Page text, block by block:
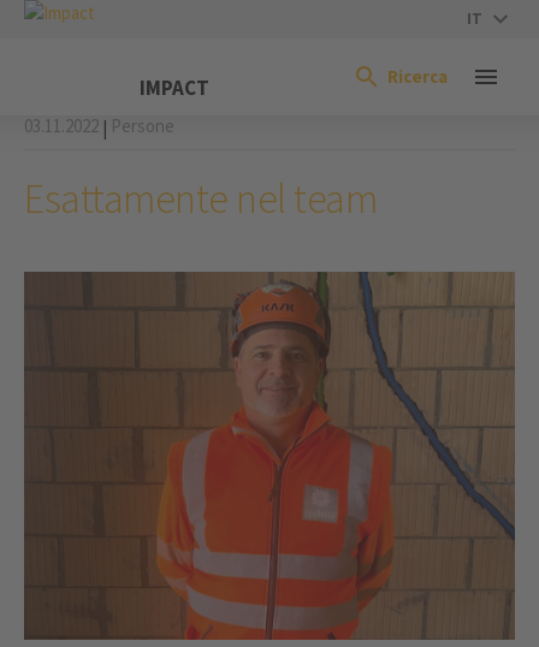
IT
IMPACT Ricerca
03.11.2022 | Persone
Esattamente nel team